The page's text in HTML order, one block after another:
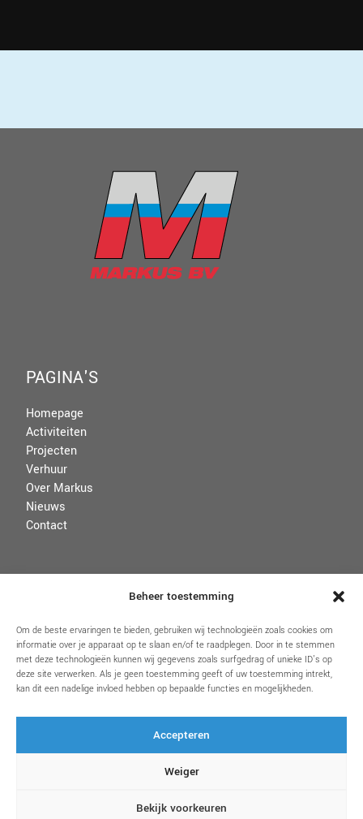
Beheer toestemming
Om de beste ervaringen te bieden, gebruiken wij technologieën zoals cookies om
informatie over je apparaat op te slaan en/of te raadplegen. Door in te stemmen
met deze technologieën kunnen wij gegevens zoals surfgedrag of unieke ID's op
deze site verwerken. Als je geen toestemming geeft of uw toestemming intrekt,
kan dit een nadelige invloed hebben op bepaalde functies en mogelijkheden.
Accepteren
Weiger
Bekijk voorkeuren
PAGINA'S
Homepage
Activiteiten
Projecten
Verhuur
Over Markus
Nieuws
Contact
VOORWAARDEN
Disclaimer
Algemene voorwaarden
Privacybeleid & Cookies